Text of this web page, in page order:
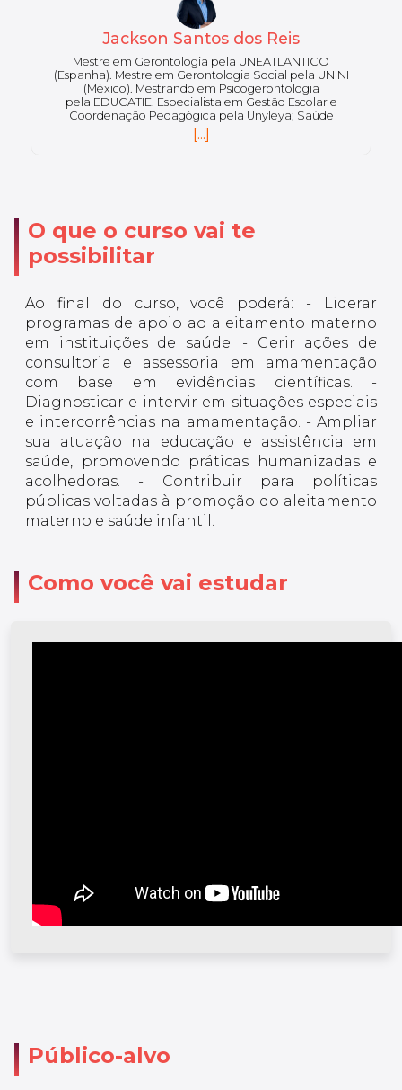
Patrícia Pinho
Doutora e mestre em Medicina e Saúde pela UFBA.
Especialista em Motricidade Oral – Disfagia. Bacharel
em Fonoaudiologia.
[...]
O que o curso vai te
possibilitar
Ao final do curso, você poderá: - Liderar
programas de apoio ao aleitamento materno
em instituições de saúde. - Gerir ações de
consultoria e assessoria em amamentação
com base em evidências científicas. -
Diagnosticar e intervir em situações especiais
e intercorrências na amamentação. - Ampliar
sua atuação na educação e assistência em
saúde, promovendo práticas humanizadas e
acolhedoras. - Contribuir para políticas
públicas voltadas à promoção do aleitamento
materno e saúde infantil.
Como você vai estudar
Público-alvo